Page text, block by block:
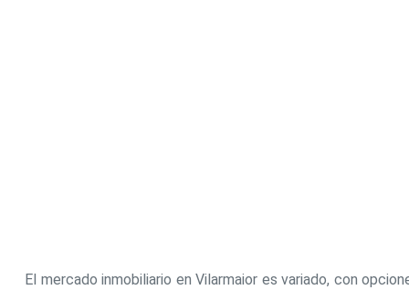
El mercado inmobiliario en Vilarmaior es variado, con